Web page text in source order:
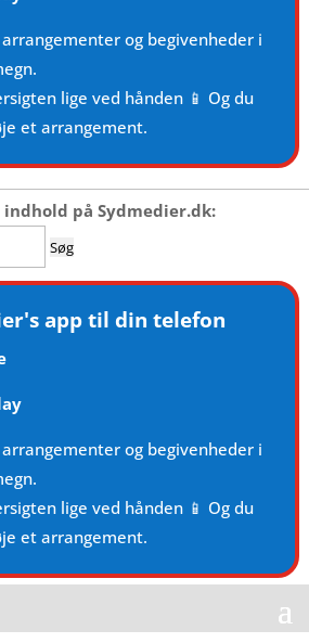
arrangementer og begivenheder i
lige ved hånden 📱 Og du
et arrangement.
indhold på Sydmedier.dk:
app til din telefon
arrangementer og begivenheder i
lige ved hånden 📱 Og du
et arrangement.